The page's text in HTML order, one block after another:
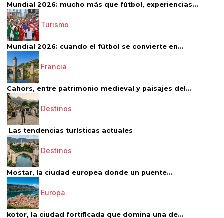
Mundial 2026: mucho más que fútbol, experiencias...
Turismo
Mundial 2026: cuando el fútbol se convierte en...
Francia
Cahors, entre patrimonio medieval y paisajes del...
Destinos
Las tendencias turísticas actuales
Destinos
Mostar, la ciudad europea donde un puente...
Europa
kotor, la ciudad fortificada que domina una de...